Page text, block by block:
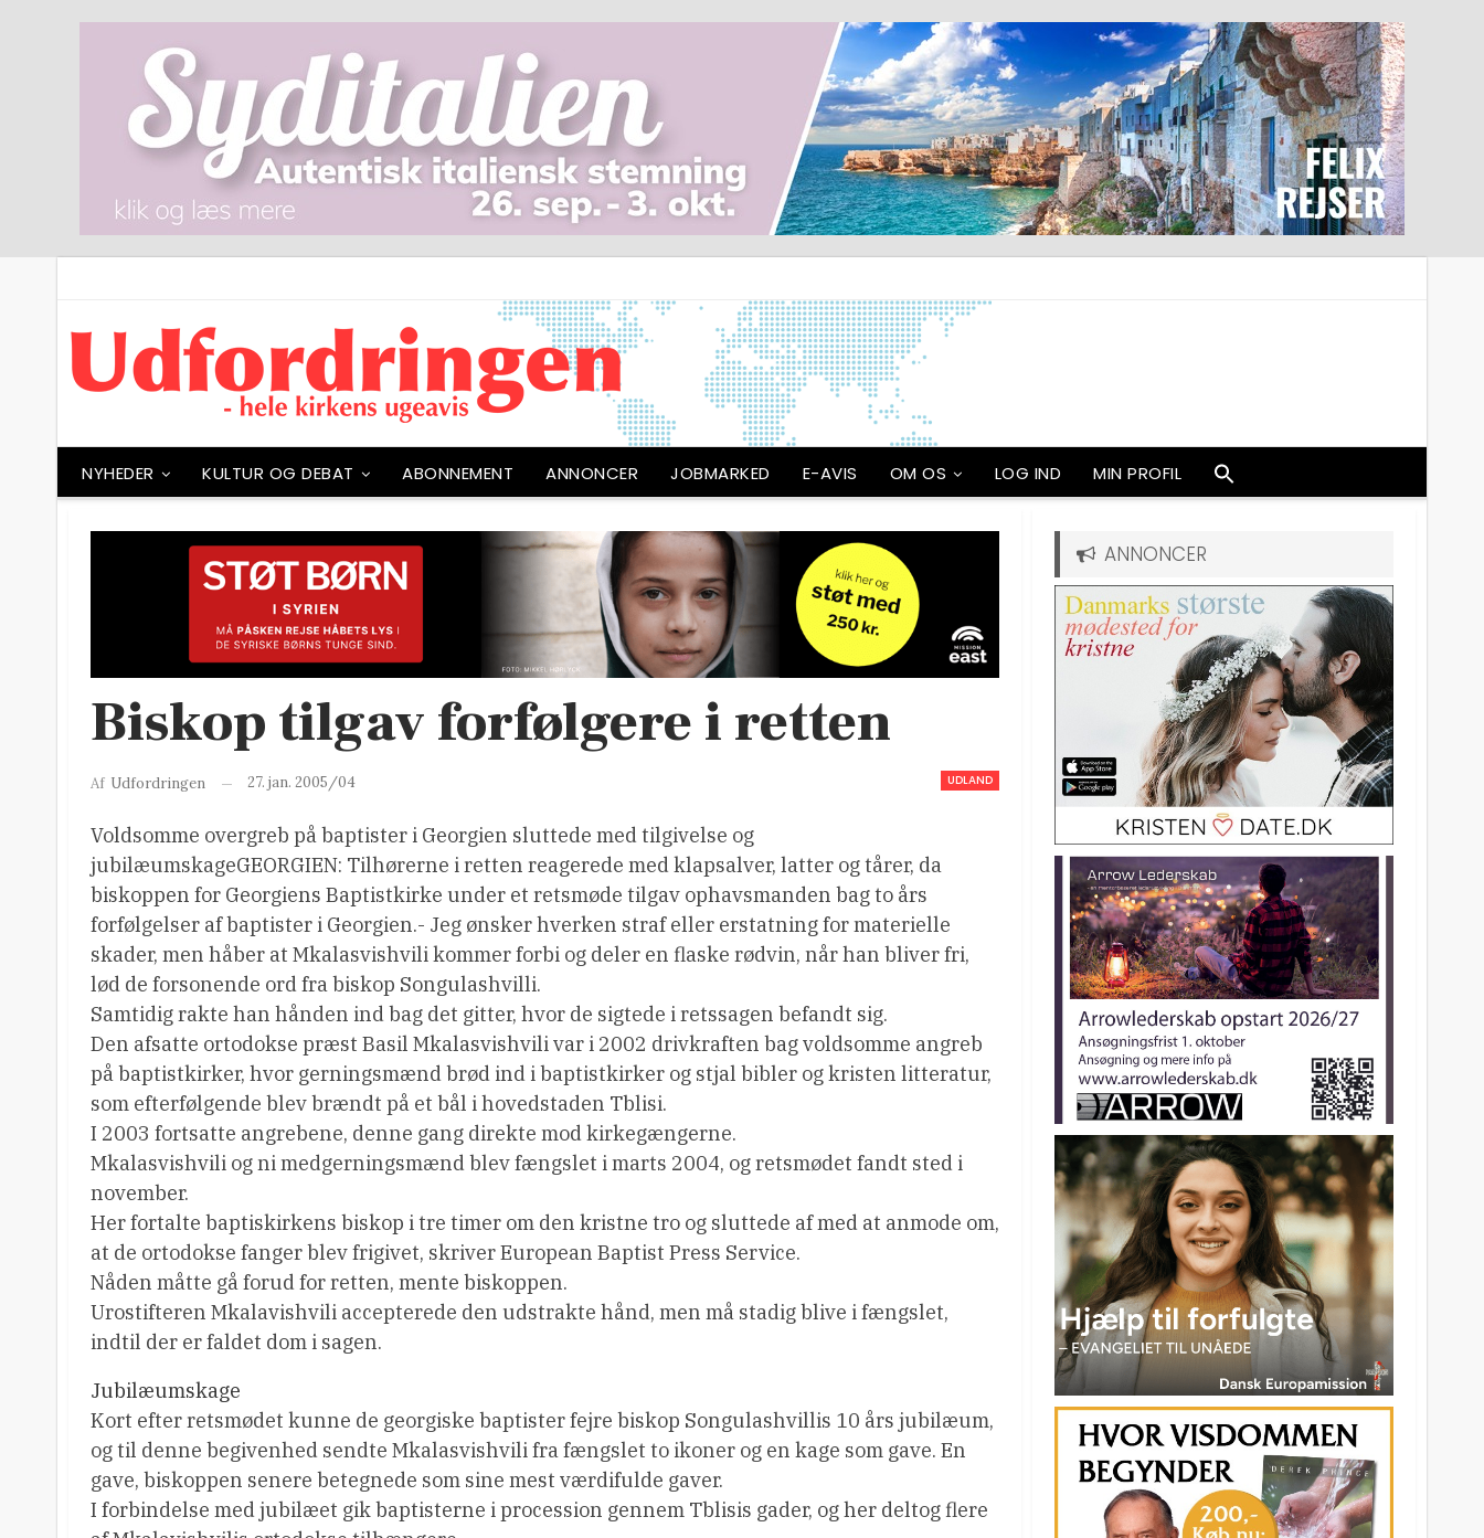
NYHEDER KULTUR OG DEBAT ABONNEMENT ANNONCER JOBMARKED E-AVIS OM OS LOG IND MIN PROFIL
Biskop tilgav forfølgere i retten
UDLAND
Af Udfordringen 27. jan. 2005/04
Voldsomme overgreb på baptister i Georgien sluttede med tilgivelse og
jubilæumskageGEORGIEN: Tilhørerne i retten reagerede med klapsalver, latter og tårer, da
biskoppen for Georgiens Baptistkirke under et retsmøde tilgav ophavsmanden bag to års
forfølgelser af baptister i Georgien.- Jeg ønsker hverken straf eller erstatning for materielle
skader, men håber at Mkalasvishvili kommer forbi og deler en flaske rødvin, når han bliver fri,
lød de forsonende ord fra biskop Songulashvilli.
Samtidig rakte han hånden ind bag det gitter, hvor de sigtede i retssagen befandt sig.
Den afsatte ortodokse præst Basil Mkalasvishvili var i 2002 drivkraften bag voldsomme angreb
på baptistkirker, hvor gerningsmænd brød ind i baptistkirker og stjal bibler og kristen litteratur,
som efterfølgende blev brændt på et bål i hovedstaden Tblisi.
I 2003 fortsatte angrebene, denne gang direkte mod kirkegængerne.
Mkalasvishvili og ni medgerningsmænd blev fængslet i marts 2004, og retsmødet fandt sted i
november.
Her fortalte baptiskirkens biskop i tre timer om den kristne tro og sluttede af med at anmode om,
at de ortodokse fanger blev frigivet, skriver European Baptist Press Service.
Nåden måtte gå forud for retten, mente biskoppen.
Urostifteren Mkalavishvili accepterede den udstrakte hånd, men må stadig blive i fængslet,
indtil der er faldet dom i sagen.
Jubilæumskage
Kort efter retsmødet kunne de georgiske baptister fejre biskop Songulashvillis 10 års jubilæum,
og til denne begivenhed sendte Mkalasvishvili fra fængslet to ikoner og en kage som gave. En
gave, biskoppen senere betegnede som sine mest værdifulde gaver.
I forbindelse med jubilæet gik baptisterne i procession gennem Tblisis gader, og her deltog flere
ANNONCER